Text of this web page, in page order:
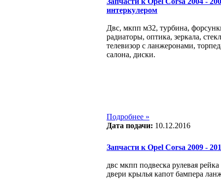
интеркулером
Двс, мкпп м32, турбина,
радиаторы, оптика, зеркала,
телевизор с ланжеронами,
салона, диски.
Подробнее »
Дата подачи: 10.12.2016
Запчасти к Opel Corsa 2009 -
двс мкпп подвеска рулевая
двери крылья капот бампера